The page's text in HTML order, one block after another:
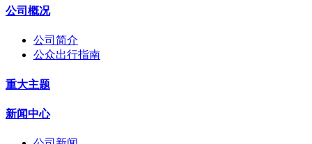
公司概况
公司简介
公众出行指南
重大主题
新闻中心